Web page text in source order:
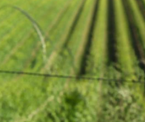
ibiza : les
à
sur l’île